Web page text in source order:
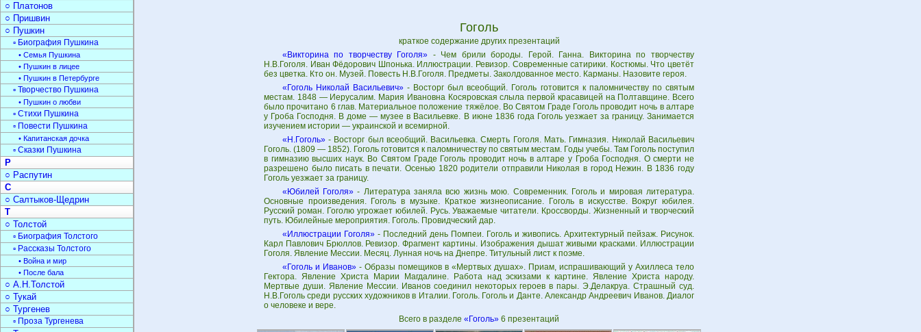
Гоголь
краткое содержание других презентаций
«Викторина по творчеству Гоголя» - Чем брили бороды. Герой. Ганна. Викторина по творчеству
Н.В.Гоголя. Иван Фёдорович Шпонька. Иллюстрации. Ревизор. Современные сатирики. Костюмы. Что цветёт
без цветка. Кто он. Музей. Повесть Н.В.Гоголя. Предметы. Заколдованное место. Карманы. Назовите героя.
«Гоголь Николай Васильевич»- Восторг был всеобщий. Гоголь готовится к паломничеству по святым
местам. 1848 — Иерусалим. Мария Ивановна Косяровская слыла первой красавицей на Полтавщине. Всего
было прочитано 6 глав. Материальное положение тяжёлое. Во Святом Граде Гоголь проводит ночь в алтаре
у Гроба Господня. В доме — музее в Васильевке. В июне 1836 года Гоголь уезжает за границу. Занимается
изучением истории — украинской и всемирной.
«Н.Гоголь»- Восторг был всеобщий. Васильевка. Смерть Гоголя. Мать. Гимназия. Николай Васильевич
Гоголь. (1809 — 1852). Гоголь готовится к паломничеству по святым местам. Годы учебы. Там Гоголь поступил
в гимназию высших наук. Во Святом Граде Гоголь проводит ночь в алтаре у Гроба Господня. О смерти не
разрешено было писать в печати. Осенью 1820 родители отправили Николая в город Нежин. В 1836 году
Гоголь уезжает за границу.
«Юбилей Гоголя» - Литература заняла всю жизнь мою. Современник. Гоголь и мировая литература.
Основные произведения. Гоголь в музыке. Краткое жизнеописание. Гоголь в искусстве. Вокруг юбилея.
Русский роман. Гоголю угрожает юбилей. Русь. Уважаемые читатели. Кроссворды. Жизненный и творческий
путь. Юбилейные мероприятия. Гоголь. Провидческий дар.
«Иллюстрации Гоголя»- Последний день Помпеи. Гоголь и живопись. Архитектурный пейзаж. Рисунок.
Карл Павлович Брюллов. Ревизор. Фрагмент картины. Изображения дышат живыми красками. Иллюстрации
Гоголя. Явление Мессии. Месяц. Лунная ночь на Днепре. Титульный лист к поэме.
«Гоголь и Иванов»- Образы помещиков в «Мертвых душах». Приам, испрашивающий у Ахиллеса тело
Гектора. Явление Христа Марии Магдалине. Работа над эскизами к картине. Явление Христа народу.
Мертвые души. Явление Мессии. Иванов соединил некоторых героев в пары. Э.Делакруа. Страшный суд.
Н.В.Гоголь среди русских художников в Италии. Гоголь. Гоголь и Данте. Александр Андреевич Иванов. Диалог
о человеке и вере.
Всего в разделе «Гоголь» 6 презентаций
○ Платонов
○ Пришвин
○ Пушкин
▫ Биография Пушкина
• Семья Пушкина
• Пушкин в лицее
• Пушкин в Петербурге
▫ Творчество Пушкина
• Пушкин о любви
▫ Стихи Пушкина
▫ Повести Пушкина
• Капитанская дочка
▫ Сказки Пушкина
Р
○ Распутин
С
○ Салтыков-Щедрин
Т
○ Толстой
▫ Биография Толстого
▫ Рассказы Толстого
• Война и мир
• После бала
○ А.Н.Толстой
○ Тукай
○ Тургенев
▫ Проза Тургенева